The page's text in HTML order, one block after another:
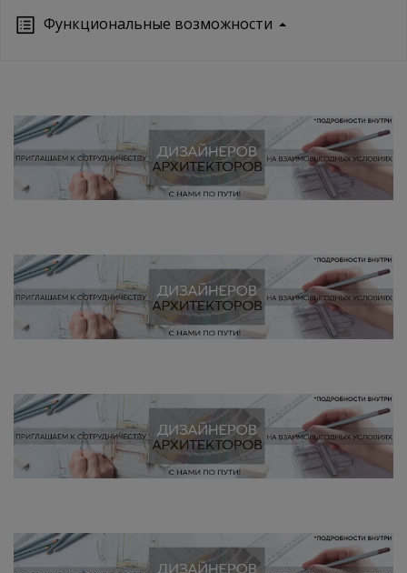
Функциональные возможности